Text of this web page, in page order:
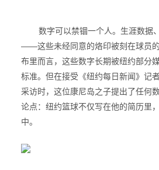
数字可以禁锢一个人。生涯数据
——这些未经同意的烙印被刻在球员
布里而言，这些数字长期被纽约部分
标准。但在接受《纽约每日新闻》记
采访时，这位康尼岛之子提出了任何
论点：纽约篮球不仅写在他的简历里
中。